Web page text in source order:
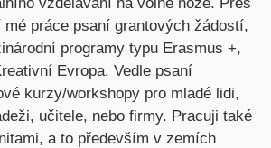
práce psaní grantových žádostí,
programy typu Erasmus +,
Evropa. Vedle psaní
kurzy/workshopy pro mladé lidi,
učitele, nebo firmy. Pracuji také
a to především v zemích